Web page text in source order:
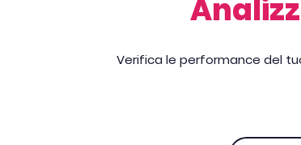
Verifica le performance del